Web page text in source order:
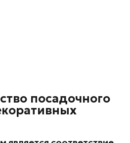
посадочного